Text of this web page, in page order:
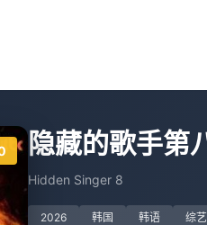
隐藏的歌手第
Hidden Singer 8
2026 韩国 韩语 综艺
力推《天才，女友》